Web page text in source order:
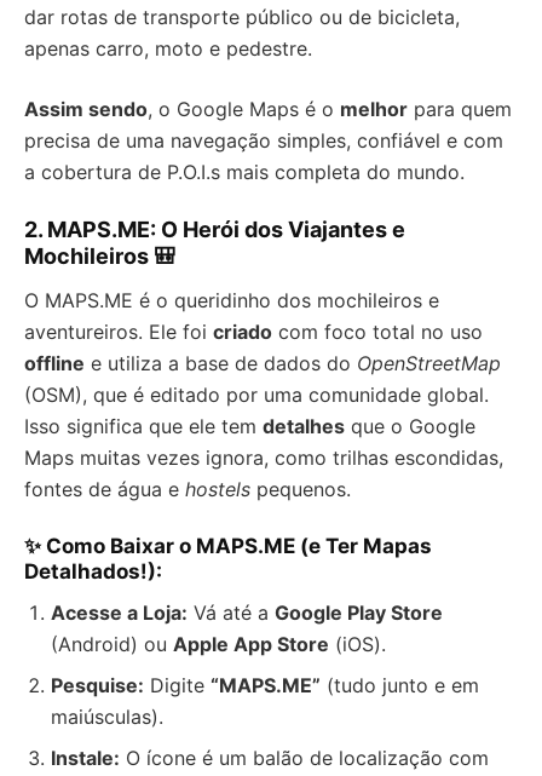
dar rotas de transporte público ou de bicicleta,
apenas carro, moto e pedestre.
Assim sendo, o Google Maps é o melhor para quem
precisa de uma navegação simples, confiável e com
a cobertura de P.O.I.s mais completa do mundo.
2. MAPS.ME: O Herói dos Viajantes e
Mochileiros 🎒
O MAPS.ME é o queridinho dos mochileiros e
aventureiros. Ele foi criado com foco total no uso
offline e utiliza a base de dados do OpenStreetMap
(OSM), que é editado por uma comunidade global.
Isso significa que ele tem detalhes que o Google
Maps muitas vezes ignora, como trilhas escondidas,
fontes de água e hostels pequenos.
✨ Como Baixar o MAPS.ME (e Ter Mapas
Detalhados!):
Acesse a Loja: Vá até a Google Play Store
(Android) ou Apple App Store (iOS).
Pesquise: Digite “MAPS.ME” (tudo junto e em
maiúsculas).
Instale: O ícone é um balão de localização com